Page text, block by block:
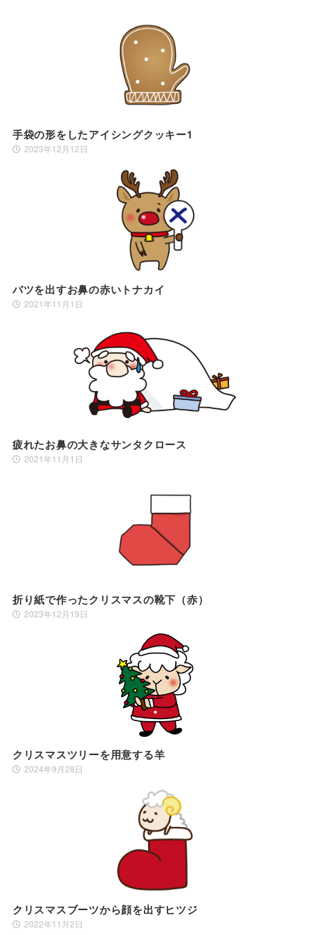
手袋の形をしたアイシングクッキー1
2023年12月12日
バツを出すお鼻の赤いトナカイ
2021年11月1日
疲れたお鼻の大きなサンタクロース
2021年11月1日
折り紙で作ったクリスマスの靴下（赤）
2023年12月19日
クリスマスツリーを用意する羊
2024年9月28日
クリスマスブーツから顔を出すヒツジ
2022年11月2日